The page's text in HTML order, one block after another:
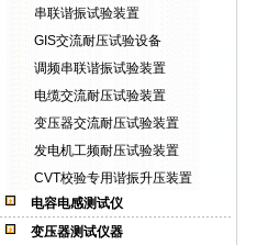
串联谐振试验装置
GIS交流耐压试验设备
调频串联谐振试验装置
电缆交流耐压试验装置
变压器交流耐压试验装置
发电机工频耐压试验装置
CVT校验专用谐振升压装置
电容电感测试仪
变压器测试仪器